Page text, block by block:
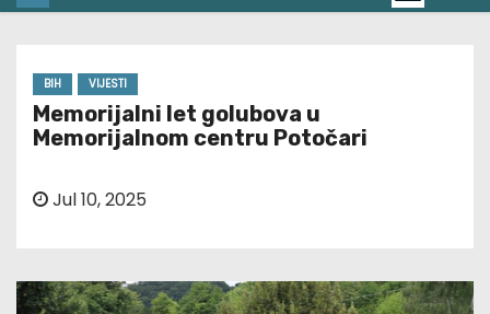
BIH VIJESTI
Memorijalni let golubova u
Memorijalnom centru Potočari
Jul 10, 2025